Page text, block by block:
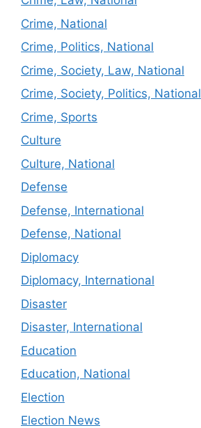
Crime, National
Crime, Politics, National
Crime, Society, Law, National
Crime, Society, Politics, National
Crime, Sports
Culture
Culture, National
Defense
Defense, International
Defense, National
Diplomacy
Diplomacy, International
Disaster
Disaster, International
Education
Education, National
Election
Election News